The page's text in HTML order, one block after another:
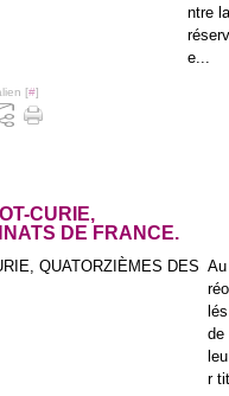
ntre la
réserv
e...
[#]
CURIE,
DE FRANCE.
Au
réo
lés
de
leu
r tit